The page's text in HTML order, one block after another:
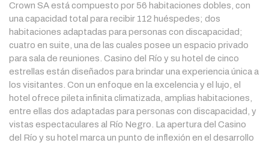
Crown SA está compuesto por 56 habitaciones dobles, con
una capacidad total para recibir 112 huéspedes; dos
habitaciones adaptadas para personas con discapacidad;
cuatro en suite, una de las cuales posee un espacio privado
para sala de reuniones. Casino del Río y su hotel de cinco
estrellas están diseñados para brindar una experiencia única a
los visitantes. Con un enfoque en la excelencia y el lujo, el
hotel ofrece pileta infinita climatizada, amplias habitaciones,
entre ellas dos adaptadas para personas con discapacidad, y
vistas espectaculares al Río Negro. La apertura del Casino
del Río y su hotel marca un punto de inflexión en el desarrollo